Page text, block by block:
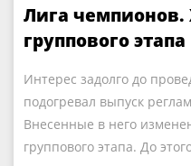
Лига чемпионов.
группового этапа
Интерес задолго до
подогревал выпуск
Внесенные в него
группового этапа. До